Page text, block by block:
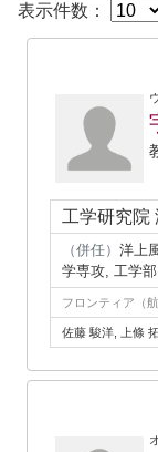
表示件数：
工学研究院
（併任） 洋上
学専攻, 工学
フロンティア（
佐藤 駿洋, 上條